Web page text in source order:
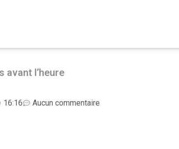
avant l’heure
16:16 Aucun commentaire